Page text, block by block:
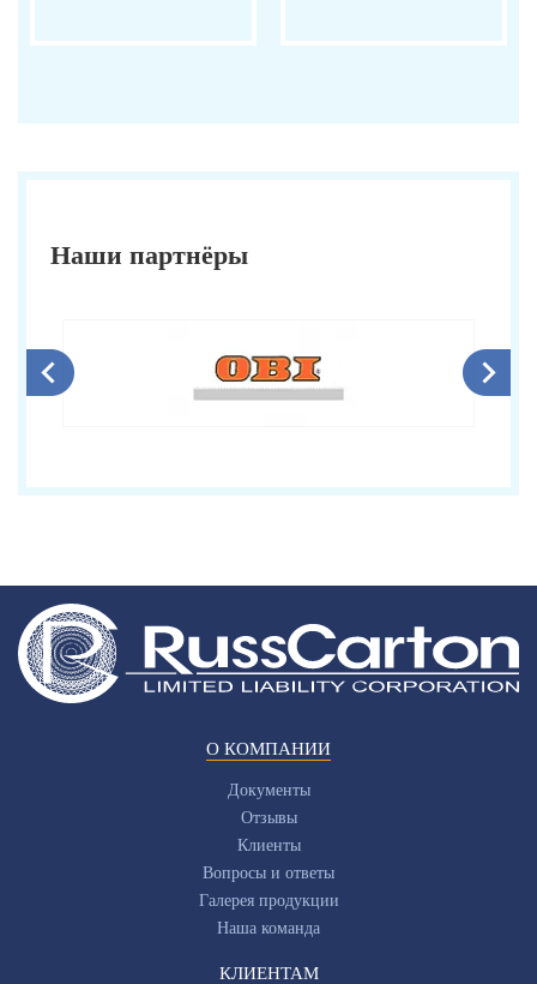
Наши партнёры
О КОМПАНИИ
Документы
Отзывы
Клиенты
Вопросы и ответы
Галерея продукции
Наша команда
КЛИЕНТАМ